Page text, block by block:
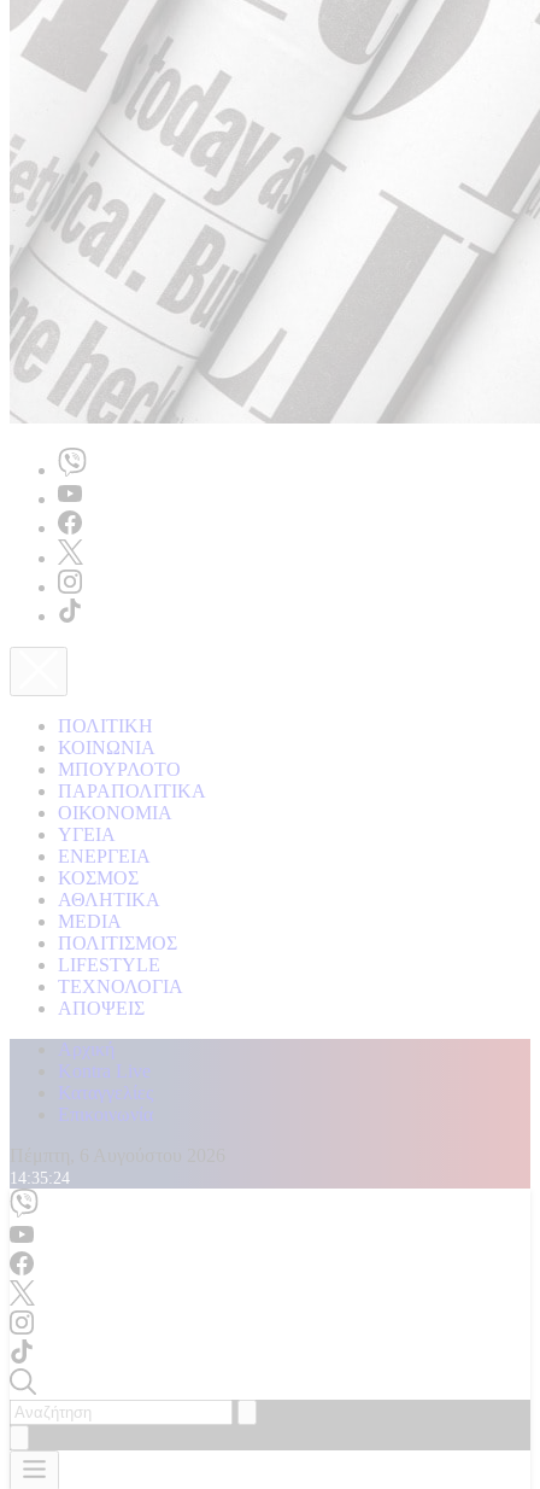
ΠΟΛΙΤΙΚΗ
ΚΟΙΝΩΝΙΑ
ΜΠΟΥΡΛΟΤΟ
ΠΑΡΑΠΟΛΙΤΙΚΑ
ΟΙΚΟΝΟΜΙΑ
ΥΓΕΙΑ
ΕΝΕΡΓΕΙΑ
ΚΟΣΜΟΣ
ΑΘΛΗΤΙΚΑ
MEDIA
ΠΟΛΙΤΙΣΜΟΣ
LIFESTYLE
ΤΕΧΝΟΛΟΓΙΑ
ΑΠΟΨΕΙΣ
Αρχική
Kontra Live
Καταγγελίες
Επικοινωνία
14:35:27